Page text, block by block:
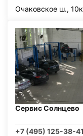
Очаковское ш.,
Сервис Солнцево
+7 (495) 125-38-41